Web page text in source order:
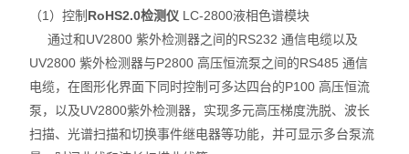
（1）控制 RoHS2.0检测仪 LC-2800液相色谱模块
通过和UV2800 紫外检测器之间的RS232 通信电缆以及
UV2800 紫外检测器与P2800 高压恒流泵之间的RS485 通信
电缆，在图形化界面下同时控制可多达四台的P100 高压恒流
泵，以及UV2800紫外检测器，实现多元高压梯度洗脱、波长
扫描、光谱扫描和切换事件继电器等功能，并可显示多台泵流